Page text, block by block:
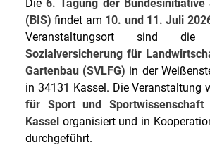
Die6. Tagung der Bundesinitiative
(BIS)findet am 10. und 11. Juli
Veranstaltungsort sind
Sozialversicherung für
Gartenbau (SVLFG) in der
in 34131 Kassel. Die Veranstaltung
für Sport und Sportwissenschaft
Kassel organisiert und in
durchgeführt.